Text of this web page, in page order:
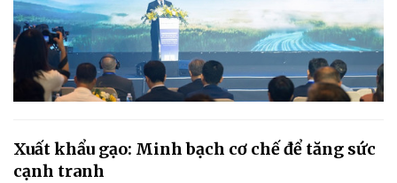
Xuất khẩu gạo: Minh bạch cơ chế để tăng sức
cạnh tranh